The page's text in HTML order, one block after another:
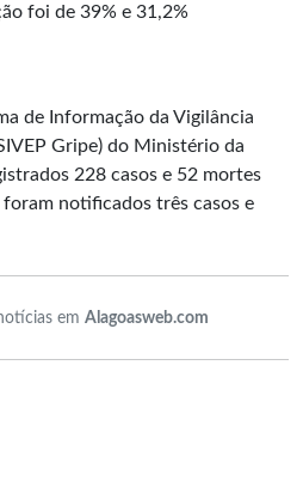
foi de 39% e 31,2%
de Informação da Vigilância
Gripe) do Ministério da
228 casos e 52 mortes
notificados três casos e
em Alagoasweb.com